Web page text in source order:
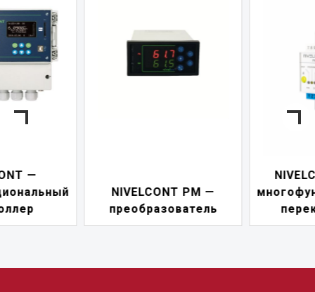
NIVELCONT PM —
преобразователь
NIVELCONT PKK —
переключатель